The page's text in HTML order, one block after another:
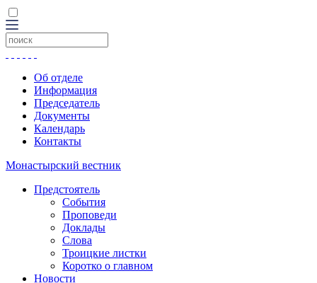
Об отделе
Информация
Председатель
Документы
Календарь
Контакты
Монастырский вестник
Предстоятель
События
Проповеди
Доклады
Слова
Троицкие листки
Коротко о главном
Новости